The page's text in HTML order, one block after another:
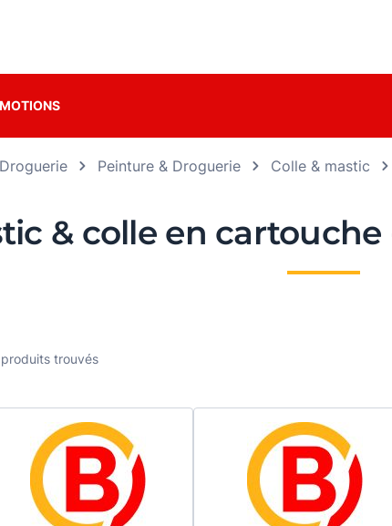
Peinture & Droguerie Colle & mastic
& colle en
produits trouvés